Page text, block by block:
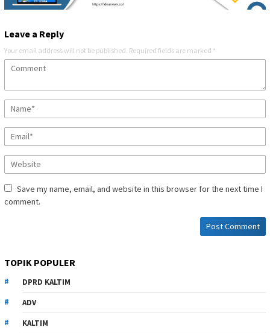
Leave a Reply
Your email address will not be published. Required fields are marked *
Save my name, email, and website in this browser for the next time I
comment.
TOPIK POPULER
DPRD KALTIM
ADV
KALTIM